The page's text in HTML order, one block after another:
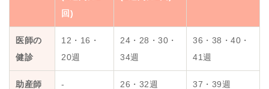
回)
医師の
健診
12・16・
20週
24・28・30・
34週
36・38・40・
41週
助産師
- 26・32週 37・39週